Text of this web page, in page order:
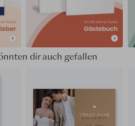
besonders kontrastreich und lässt sich
Hochzeitsstil abstimmen. Gut zu wissen:
die Farbwiedergabe und können
als im Editor. Tipp: Bestellt einen
sehen, wie eure ausgewählten Farben
mit euren Fotos und Texten und
So könnt ihr Design und Qualität zu
Teil des Hochzeitskarten-Sets
dir auch gefallen